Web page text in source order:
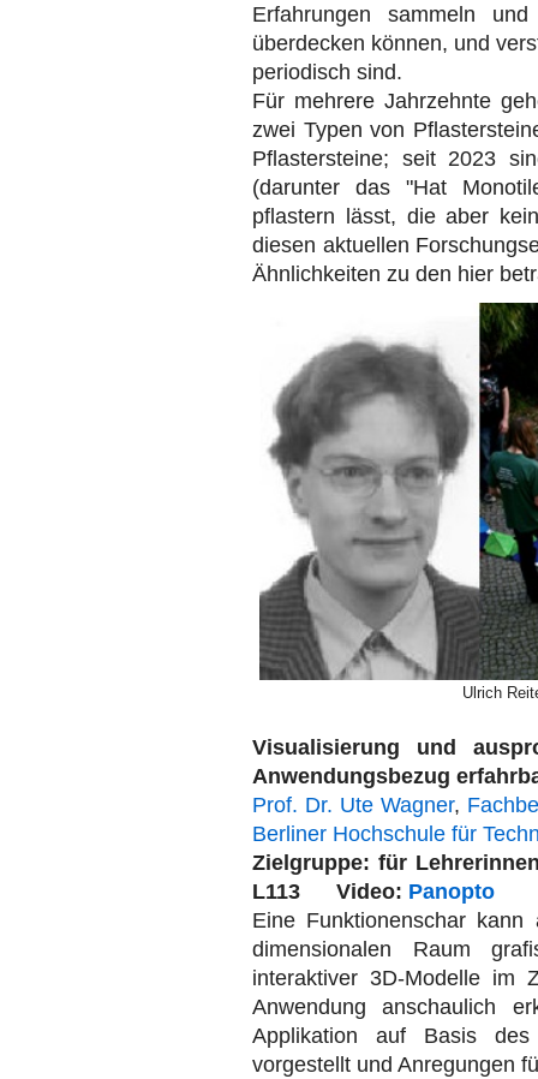
Erfahrungen sammeln
überdecken können, und
periodisch sind.
Für mehrere Jahrzehnte
zwei Typen von
Pflastersteine; seit 2023
(darunter das "Hat
pflastern lässt, die aber
diesen aktuellen
Ähnlichkeiten zu den hier
Ulrich
Visualisierung und
Anwendungsbezug
Prof. Dr. Ute Wagner,
Berliner Hochschule für
Zielgruppe: für
L113 Video: Panopto
Eine Funktionenschar
dimensionalen Raum
interaktiver 3D-Modelle im
Anwendung anschaulich
Applikation auf Basis des
vorgestellt und Anregungen